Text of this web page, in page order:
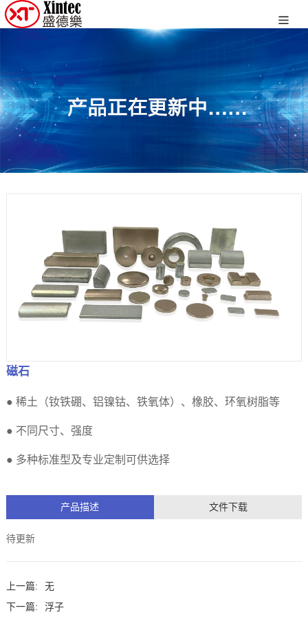
磁石
● 稀土（钕铁硼、铝镍钴、铁氧体）、橡胶、环氧树脂等
● 不同尺寸、强度
● 多种标准型及专业定制可供选择
产品描述 文件下载
待更新
上一篇:
无
下一篇:
浮子